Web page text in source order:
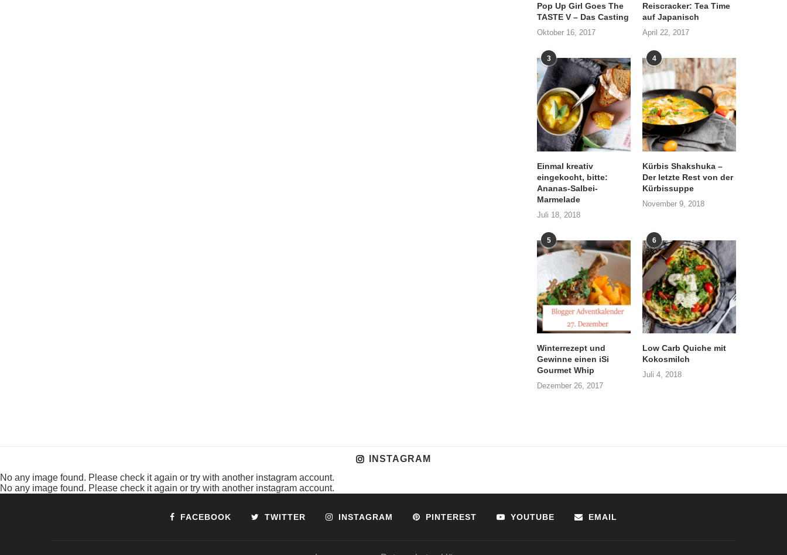
Pop Up Girl Goes The
TASTE V – Das Casting
Oktober 16, 2017
Reiscracker: Tea Time
auf Japanisch
April 22, 2017
3
Einmal kreativ
eingekocht, bitte:
Ananas-Salbei-
Marmelade
Juli 18, 2018
4
Kürbis Shakshuka –
Der letzte Rest von der
Kürbissuppe
November 9, 2018
5
Winterrezept und
Gewinne einen iSi
Gourmet Whip
Dezember 26, 2017
6
Low Carb Quiche mit
Kokosmilch
Juli 4, 2018
INSTAGRAM
No any image found. Please check it again or try with another instagram account.
No any image found. Please check it again or try with another instagram account.
FACEBOOK TWITTER INSTAGRAM PINTEREST YOUTUBE EMAIL